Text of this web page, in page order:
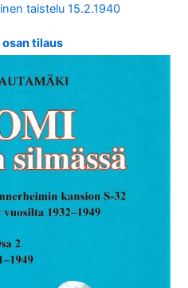
taistelu 15.2.1940
tilaus